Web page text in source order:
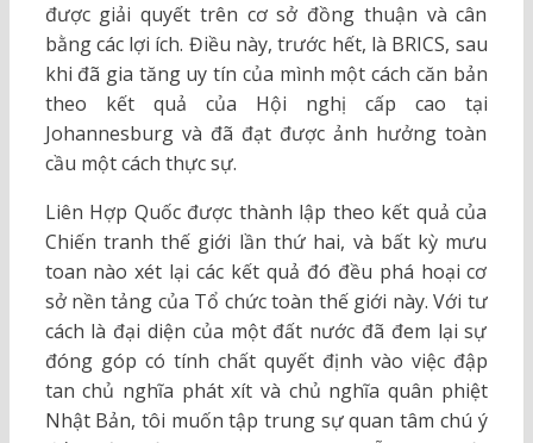
được giải quyết trên cơ sở đồng thuận và cân
bằng các lợi ích. Điều này, trước hết, là BRICS, sau
khi đã gia tăng uy tín của mình một cách căn bản
theo kết quả của Hội nghị cấp cao tại
Johannesburg và đã đạt được ảnh hưởng toàn
cầu một cách thực sự.
Liên Hợp Quốc được thành lập theo kết quả của
Chiến tranh thế giới lần thứ hai, và bất kỳ mưu
toan nào xét lại các kết quả đó đều phá hoại cơ
sở nền tảng của Tổ chức toàn thế giới này. Với tư
cách là đại diện của một đất nước đã đem lại sự
đóng góp có tính chất quyết định vào việc đập
tan chủ nghĩa phát xít và chủ nghĩa quân phiệt
Nhật Bản, tôi muốn tập trung sự quan tâm chú ý